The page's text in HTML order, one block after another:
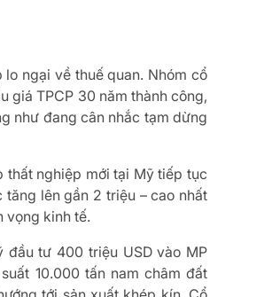
ngại về thuế quan. Nhóm cổ
giá TPCP 30 năm thành công,
như đang cân nhắc tạm dừng
thất nghiệp mới tại Mỹ tiếp tục
lên gần 2 triệu – cao nhất
vọng kinh tế.
đầu tư 400 triệu USD vào MP
10.000 tấn nam châm đất